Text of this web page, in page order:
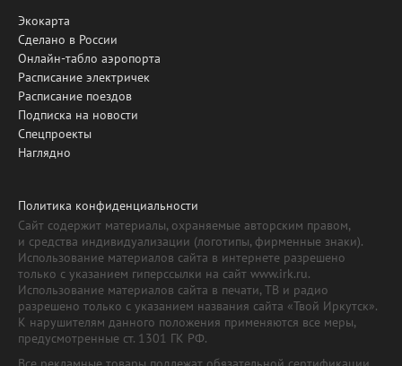
Экокарта
Сделано в России
Онлайн-табло аэропорта
Расписание электричек
Расписание поездов
Подписка на новости
Спецпроекты
Наглядно
Политика конфиденциальности
Сайт содержит материалы, охраняемые авторским правом,
и средства индивидуализации (логотипы, фирменные знаки).
Использование материалов сайта в интернете разрешено
только с указанием гиперссылки на сайт www.irk.ru.
Использование материалов сайта в печати, ТВ и радио
разрешено только с указанием названия сайта «Твой Иркутск».
К нарушителям данного положения применяются все меры,
предусмотренные ст. 1301 ГК РФ.